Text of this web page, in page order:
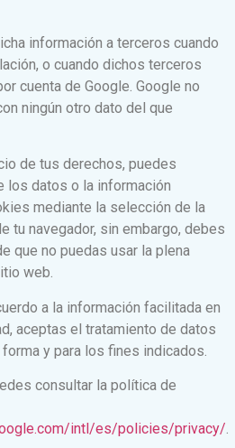
información a terceros cuando
o cuando dichos terceros
cuenta de Google. Google no
ningún otro dato del que
de tus derechos, puedes
los datos o la información
mediante la selección de la
tu navegador, sin embargo, debes
que no puedas usar la plena
web.
a la información facilitada en
aceptas el tratamiento de datos
y para los fines indicados.
consultar la política de
intl/es/policies/privacy/.